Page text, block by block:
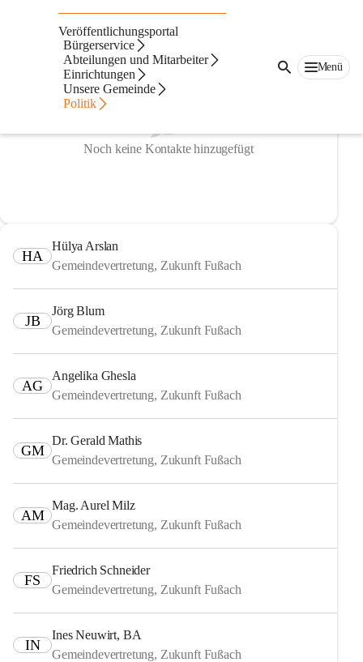
Veröffentlichungsportal
Bürgerservice
Abteilungen und Mitarbeiter
Einrichtungen
Unsere Gemeinde
Politik
Menü
Gemeindevertretung
Noch keine Kontakte hinzugefügt
HA
Hülya Arslan
Gemeindevertretung, Zukunft Fußach
JB
Jörg Blum
Gemeindevertretung, Zukunft Fußach
AG
Angelika Ghesla
Gemeindevertretung, Zukunft Fußach
GM
Dr. Gerald Mathis
Gemeindevertretung, Zukunft Fußach
AM
Mag. Aurel Milz
Gemeindevertretung, Zukunft Fußach
FS
Friedrich Schneider
Gemeindevertretung, Zukunft Fußach
IN
Ines Neuwirt, BA
Gemeindevertretung, Zukunft Fußach